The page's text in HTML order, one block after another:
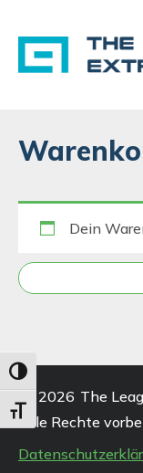
Umschalten auf
Schrift vergrößern
Dein
2026 The
Alle Rechte